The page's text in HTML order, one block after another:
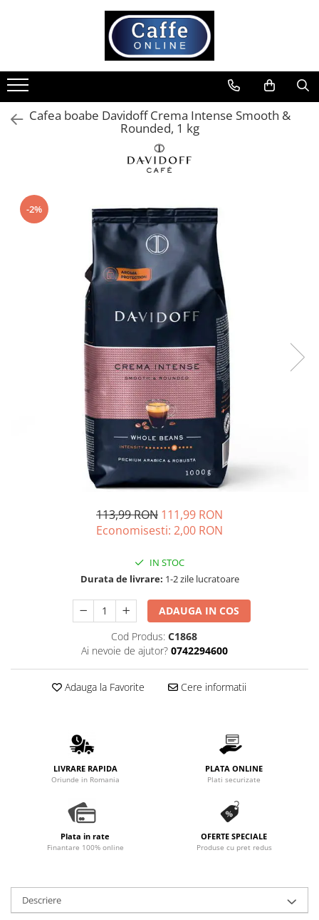
Cafea
Cafea Boabe
Capsule Cafea
Espressoare
Aparate Automate
Complementare
Pahare de cafea
Stabilizatoare tensiune
Piese schimb espressoare
Portafiltre
Cafea boabe Davidoff Crema Intense Smooth &
Rounded, 1 kg
-2%
113,99 RON 111,99 RON
Economisesti: 2,00 RON
IN STOC
Durata de livrare: 1-2 zile lucratoare
ADAUGA IN COS
Cod Produs: C1868
Ai nevoie de ajutor? 0742294600
Adauga la Favorite Cere informatii
LIVRARE RAPIDA
Oriunde in Romania
PLATA ONLINE
Plati securizate
Plata in rate
Finantare 100% online
OFERTE SPECIALE
Produse cu pret redus
Descriere